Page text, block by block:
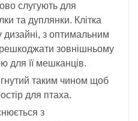
слугують для
та дуплянки. Клітка
з оптимальним
зовнішньому
для її мешканців.
таким чином щоб
для птаха.
з